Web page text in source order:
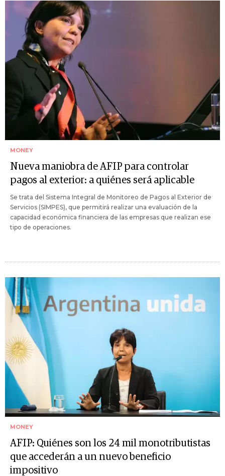
MONEY
Nueva maniobra de AFIP para controlar
pagos al exterior: a quiénes será aplicable
Se trata del Sistema Integral de Monitoreo de Pagos al Exterior de
Servicios (SIMPES), que permitirá realizar una evaluación de la
capacidad económica financiera de las empresas que realizan ese
tipo de operaciones.
MONEY
AFIP: Quiénes son los 24 mil monotributistas
que accederán a un nuevo beneficio
impositivo